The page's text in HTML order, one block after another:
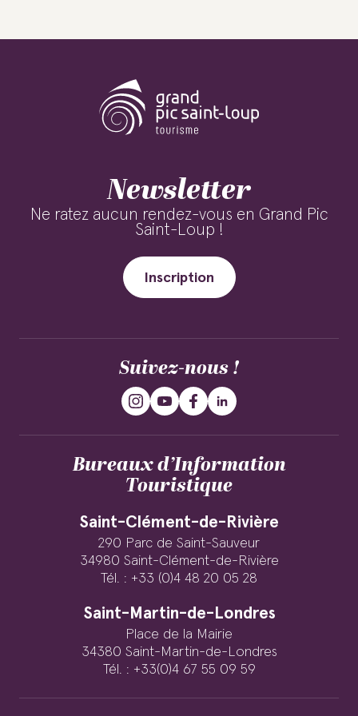
Newsletter
Ne ratez aucun rendez-vous en Grand Pic
Saint-Loup !
Inscription
Suivez-nous !
Bureaux d’Information
Touristique
Saint-Clément-de-Rivière
290 Parc de Saint-Sauveur
34980 Saint-Clément-de-Rivière
Tél. : +33 (0)4 48 20 05 28
Saint-Martin-de-Londres
Place de la Mairie
34380 Saint-Martin-de-Londres
Tél. : +33(0)4 67 55 09 59